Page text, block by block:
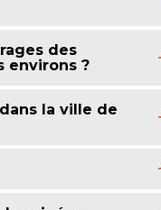
des
environs ?
la ville de